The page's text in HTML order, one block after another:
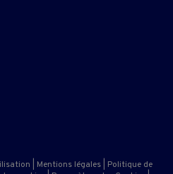
Mentions légales
Politique de